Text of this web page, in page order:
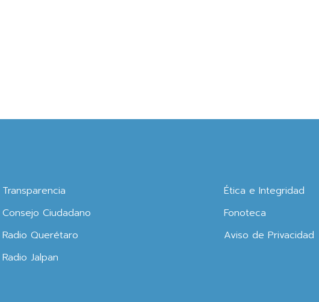
Transparencia
Consejo Ciudadano
Radio Querétaro
Radio Jalpan
Ética e Integridad
Fonoteca
Aviso de Privacidad